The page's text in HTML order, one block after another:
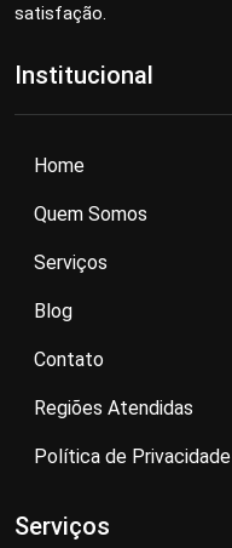
satisfação.
Institucional
Home
Quem Somos
Serviços
Blog
Contato
Regiões Atendidas
Política de Privacidade
Serviços